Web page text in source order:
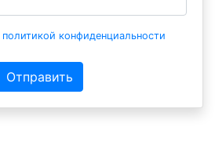
политикой конфиденциальности
Отправить